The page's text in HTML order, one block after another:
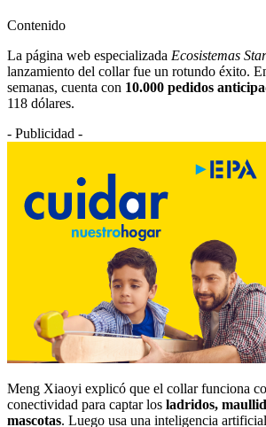
Contenido
La página web especializada Ecosistemas
lanzamiento del collar fue un rotundo éxito.
semanas, cuenta con 10.000 pedidos
118 dólares.
- Publicidad -
Meng Xiaoyi explicó que el collar funciona
conectividad para captar los ladridos,
mascotas. Luego usa una inteligencia